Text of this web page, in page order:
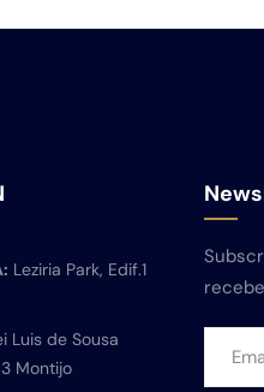
Leziria Park, Edif.1
Luis de Sousa
Montijo